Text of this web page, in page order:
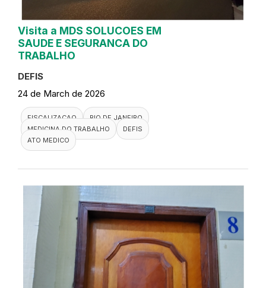
Visita a MDS SOLUCOES EM
SAUDE E SEGURANCA DO
TRABALHO
DEFIS
24 de March de 2026
FISCALIZACAO
RIO DE JANEIRO
MEDICINA DO TRABALHO
DEFIS
ATO MEDICO